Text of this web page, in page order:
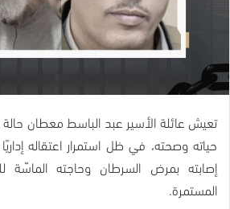
تعيش عائلة الأسير عبد الباسط معطان
حياته وصحته، في ظل استمرار اعتقاله
إصابته بمرض السرطان وحاجته الماسّة
المستمرة.